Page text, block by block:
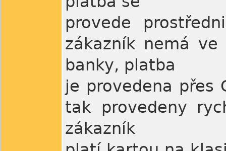
provede
zákazník nemá
banky, platba
je provedena přes
tak provedeny
zákazník